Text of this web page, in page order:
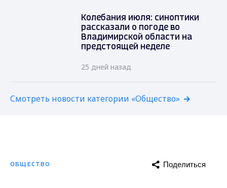
Колебания июля: синоптики
рассказали о погоде во
Владимирской области на
предстоящей неделе
25 дней назад
Смотреть новости категории «Общество»
ОБЩЕСТВО Поделиться